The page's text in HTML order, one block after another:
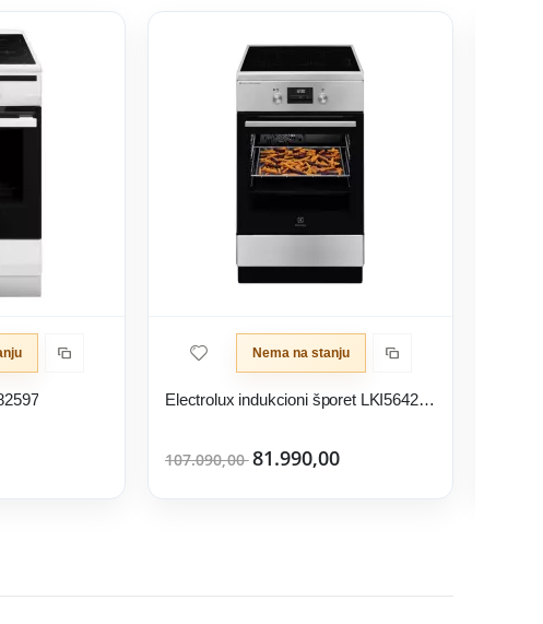
Nema na stanju
Electrolux indukcioni šporet LKI564266X
107.090,0081.990,00